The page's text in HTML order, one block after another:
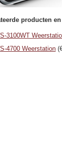
producten
3100WT
4700 Weerstation